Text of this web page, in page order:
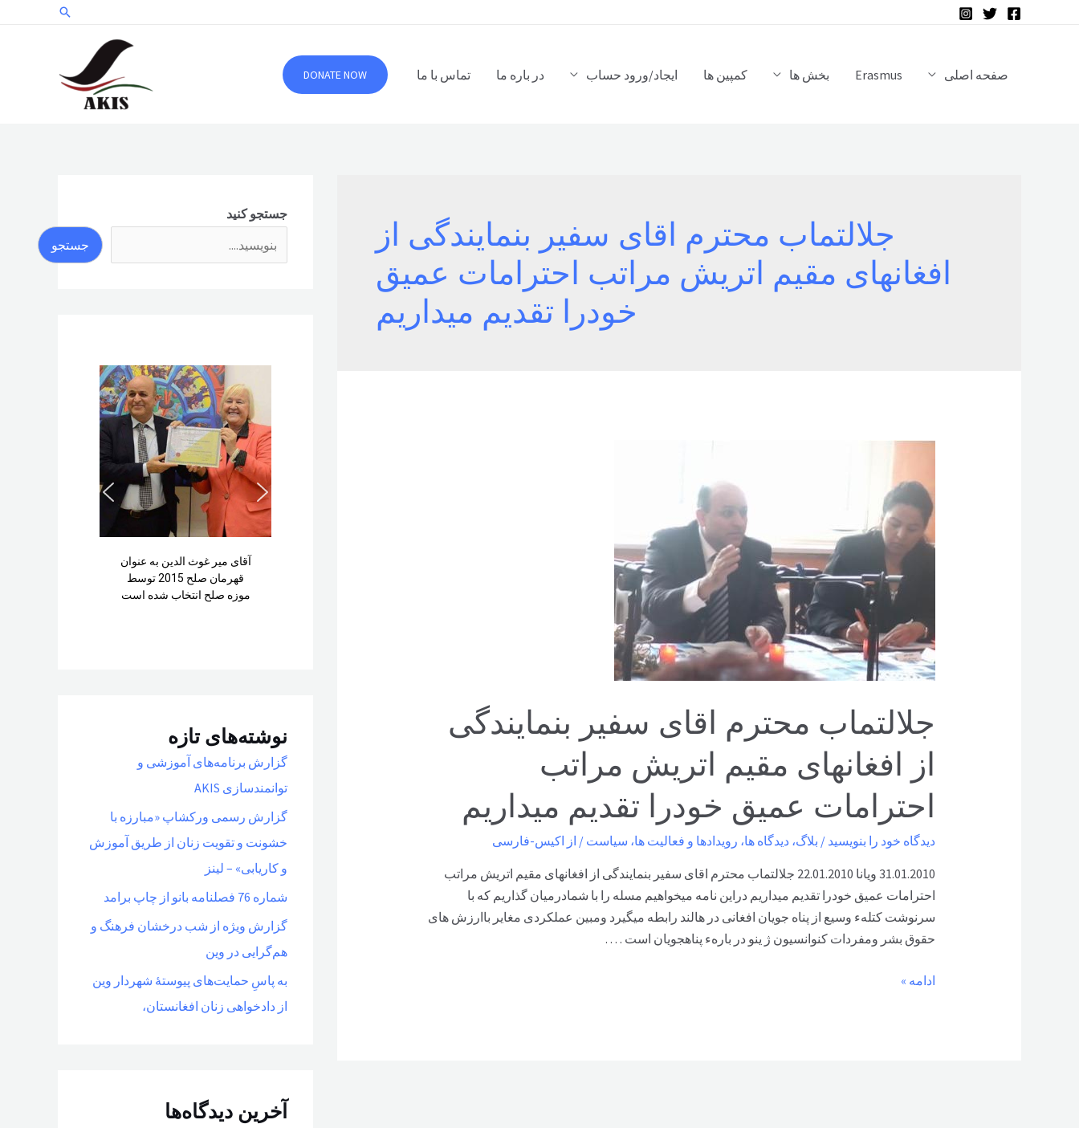
جستجو
صفحه اصلی Erasmus بخش ها کمپین ها ایجاد/ورود حساب در باره ما تماس با ما DONATE NOW
جلالتماب محترم اقای سفیر بنمایندگی از
افغانهای مقیم اتریش مراتب احترامات عمیق
خودرا تقدیم میداریم
جلالتماب محترم اقای سفیر بنمایندگی
از افغانهای مقیم اتریش مراتب
احترامات عمیق خودرا تقدیم میداریم
دیدگاه‌ خود را بنویسید / بلاگ، دیدگاه ها، رویدادها و فعالیت ها، سیاست / از اکیس-فارسی
31.01.2010 ویانا 22.01.2010 جلالتماب محترم اقای سفیر بنمایندگی از افغانهای مقیم اتریش مراتب
احترامات عمیق خودرا تقدیم میداریم دراین نامه میخواهیم مسله را با شمادرمیان گذاریم که با
سرنوشت کتلهء وسیع از پناه جویان افغانی در هالند رابطه میگیرد ومبین عملکردی مغایر باارزش های
حقوق بشر ومفردات کنوانسیون ژ ینو در بارهء پناهجويان است . …
جلالتماب
ادامه »
جستجو کنید
جستجو
آقای میر غوث الدین به عنوان
قهرمان صلح 2015 توسط
موزه صلح انتخاب شده است
نوشته‌های تازه
گزارش برنامه‌های آموزشی و
توانمندسازی AKIS
گزارش رسمی ورکشاپ «مبارزه با
خشونت و تقویت زنان از طریق آموزش
و کاریابی» – لینز
شماره 76 فصلنامه بانو از چاپ برامد
گزارش ویژه از شب درخشان فرهنگ و
هم‌گرایی در وین
به پاسِ حمایت‌های پیوستهٔ شهردار وین
از دادخواهی زنان افغانستان،
آخرین دیدگاه‌ها